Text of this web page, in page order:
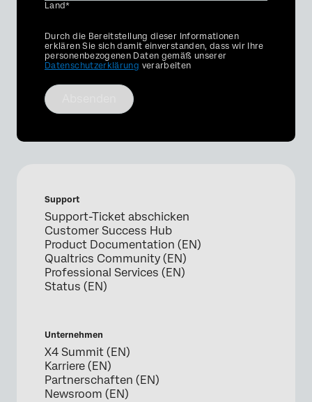
Land*
Privacy
Optin
Durch die Bereitstellung dieser Informationen
erklären Sie sich damit einverstanden, dass wir Ihre
personenbezogenen Daten gemäß unserer
Datenschutzerklärung verarbeiten
Support
Support-Ticket abschicken
Customer Success Hub
Product Documentation (EN)
Qualtrics Community (EN)
Professional Services (EN)
Status (EN)
Unternehmen
X4 Summit (EN)
Karriere (EN)
Partnerschaften (EN)
Newsroom (EN)